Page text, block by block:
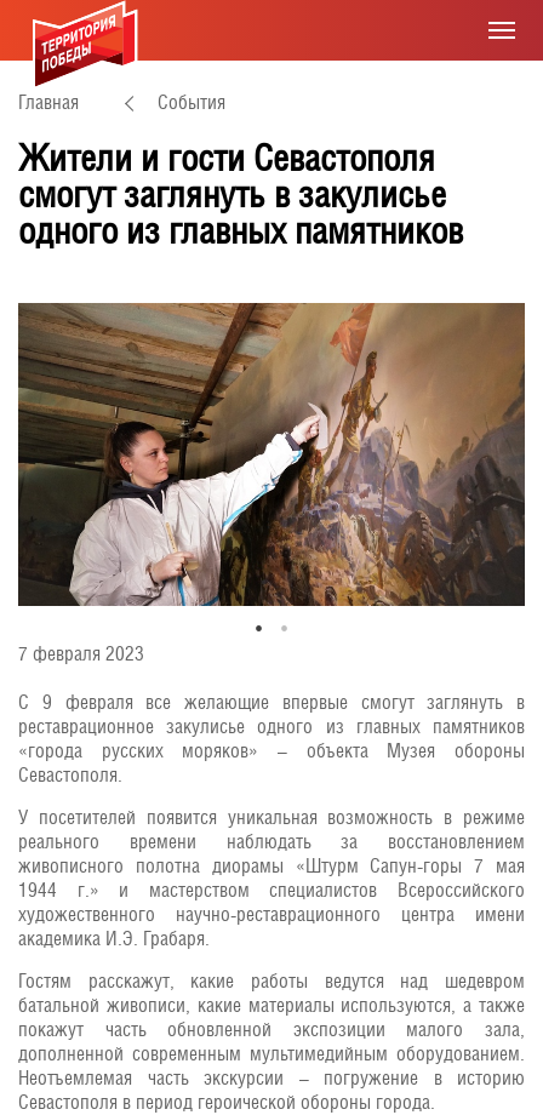
Главная События
Жители и гости Севастополя
смогут заглянуть в закулисье
одного из главных памятников
7 февраля 2023
С 9 февраля все желающие впервые смогут заглянуть в
реставрационное закулисье одного из главных памятников
«города русских моряков» – объекта Музея обороны
Севастополя.
У посетителей появится уникальная возможность в режиме
реального времени наблюдать за восстановлением
живописного полотна диорамы «Штурм Сапун-горы 7 мая
1944 г.» и мастерством специалистов Всероссийского
художественного научно-реставрационного центра имени
академика И.Э. Грабаря.
Гостям расскажут, какие работы ведутся над шедевром
батальной живописи, какие материалы используются, а также
покажут часть обновленной экспозиции малого зала,
дополненной современным мультимедийным оборудованием.
Неотъемлемая часть экскурсии – погружение в историю
Севастополя в период героической обороны города.